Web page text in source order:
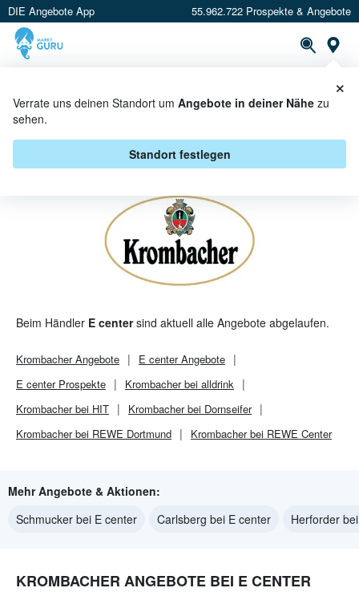
DIE Angebote App 55.962.722 Prospekte & Angebote
Verrate uns deinen Standort um Angebote in deiner Nähe zu
sehen.
Standort festlegen
×
KROMBACHER BEI E CENTER -
ANGEBOTE & AKTIONEN
Beim Händler E centersind aktuell alle Angebote abgelaufen.
KrombacherAngebote E centerAngebote
E centerProspekte
Krombacher bei alldrink
Krombacher bei HIT
Krombacher bei Dornseifer
Krombacher bei REWE Dortmund
Krombacher bei REWE Center
Mehr Angebote & Aktionen:
Schmucker bei E center
Carlsberg bei E center Herforder
KROMBACHER ANGEBOTE BEI E CENTER